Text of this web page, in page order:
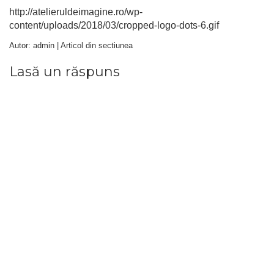
http://atelieruldeimagine.ro/wp-
content/uploads/2018/03/cropped-logo-dots-6.gif
Autor: admin | Articol din sectiunea
Lasă un răspuns